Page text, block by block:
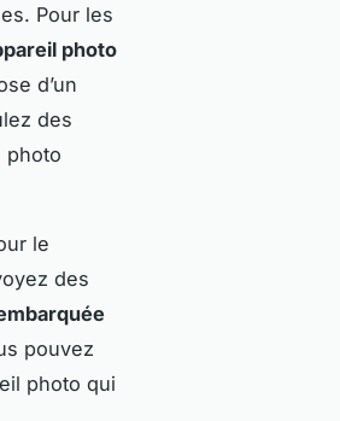
Pour les
photo
d’un
des
photo
le
des
pouvez
photo qui